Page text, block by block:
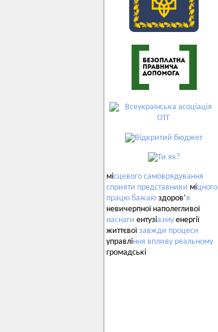
місцевого самоврядування
сприяти представники міцного
працю бажаю здоров’я
невичерпної наполегливої
наснаги ентузіазму енергії
життєвоїзавжди процеси
управління впливу реальному
громадські